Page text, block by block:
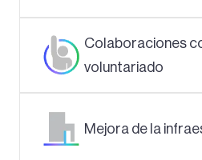
Colaboraciones
voluntariado
Mejora de la